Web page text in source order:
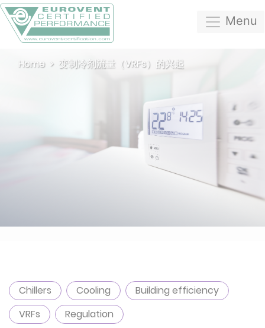
Menu
Home 变制冷剂流量（VRFs）的兴起
Chillers Cooling
Building efficiency
VRFs
Regulation